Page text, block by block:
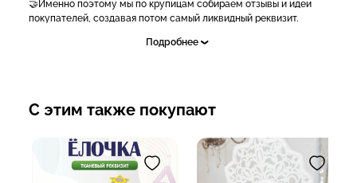
🤝Именно поэтому мы по крупицам собираем отзывы и идеи
покупателей, создавая потом самый ликвидный реквизит.
🙏Слава Богу, у нас достаточно большая база постоянных
😌Спасибо вам, дорогие друзья!
которого не обойдется ни одно безумное веселье)
Парные лыжи на прочной экоподошве)
Подробнее
С этим также покупают